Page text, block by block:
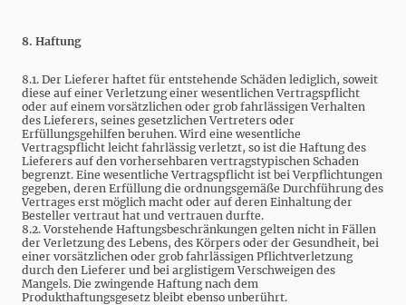
8. Haftung
8.1. Der Lieferer haftet für entstehende Schäden lediglich, soweit
diese auf einer Verletzung einer wesentlichen Vertragspflicht
oder auf einem vorsätzlichen oder grob fahrlässigen Verhalten
des Lieferers, seines gesetzlichen Vertreters oder
Erfüllungsgehilfen beruhen. Wird eine wesentliche
Vertragspflicht leicht fahrlässig verletzt, so ist die Haftung des
Lieferers auf den vorhersehbaren vertragstypischen Schaden
begrenzt. Eine wesentliche Vertragspflicht ist bei Verpflichtungen
gegeben, deren Erfüllung die ordnungsgemäße Durchführung des
Vertrages erst möglich macht oder auf deren Einhaltung der
Besteller vertraut hat und vertrauen durfte.
8.2. Vorstehende Haftungsbeschränkungen gelten nicht in Fällen
der Verletzung des Lebens, des Körpers oder der Gesundheit, bei
einer vorsätzlichen oder grob fahrlässigen Pflichtverletzung
durch den Lieferer und bei arglistigem Verschweigen des
Mangels. Die zwingende Haftung nach dem
Produkthaftungsgesetz bleibt ebenso unberührt.